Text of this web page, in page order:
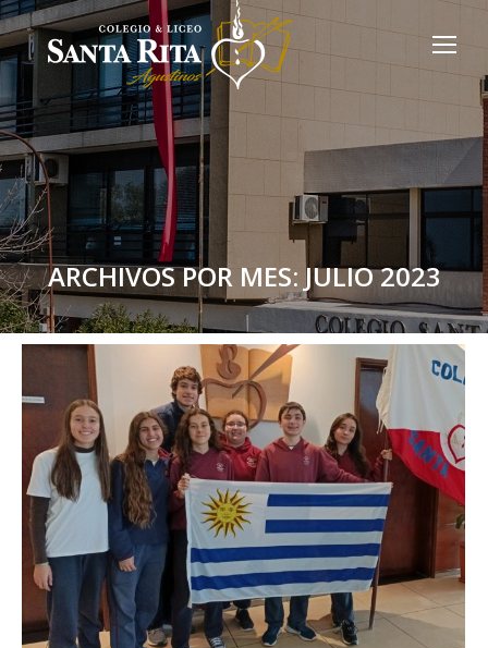
ARCHIVOS POR MES: JULIO 2023